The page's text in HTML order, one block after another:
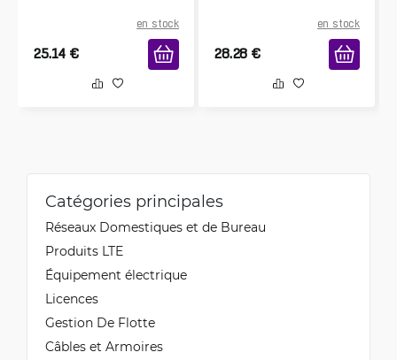
en stock
25.14 €
en stock
28.28 €
Catégories principales
Réseaux Domestiques et de Bureau
Produits LTE
Équipement électrique
Licences
Gestion De Flotte
Câbles et Armoires